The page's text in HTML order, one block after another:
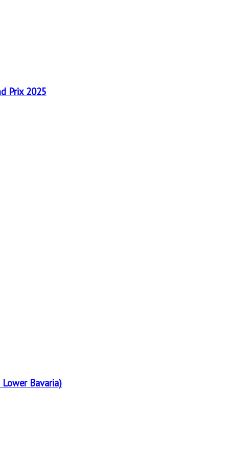
Prix 2025
Lower Bavaria)